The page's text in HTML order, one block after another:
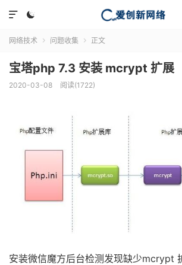


网络技术  问题收集  正文
宝塔php 7.3 安装 mcrypt 扩展
2020-03-08 阅读(1722)
安装微信魔方后台检测发现缺少mcrypt